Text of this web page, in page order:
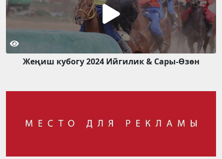
Жеңиш кубогу 2024 Ийгилик & Сары-Өзөн